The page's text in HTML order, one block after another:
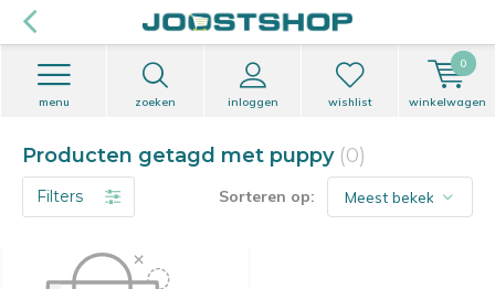
zoeken inloggen
menu wishlist winkelwagen
0
Producten getagd met puppy (0)
Filters Sorteren op: